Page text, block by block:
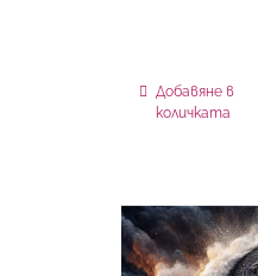
Добавяне в
количката